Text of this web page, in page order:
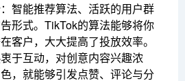
智能推荐算法、活跃的用户群
形式。TikTok的算法能够将你
客户，大大提高了投放效率。
于互动，对创意内容兴趣浓
，就能够引发点赞、评论与分